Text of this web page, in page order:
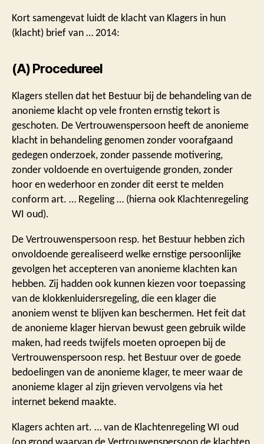
Kort samengevat luidt de klacht van Klagers in hun
(klacht) brief van … 2014:
(A) Procedureel
Klagers stellen dat het Bestuur bij de behandeling van de
anonieme klacht op vele fronten ernstig tekort is
geschoten. De Vertrouwenspersoon heeft de anonieme
klacht in behandeling genomen zonder voorafgaand
gedegen onderzoek, zonder passende motivering,
zonder voldoende en overtuigende gronden, zonder
hoor en wederhoor en zonder dit eerst te melden
conform art. … Regeling … (hierna ook Klachtenregeling
WI oud).
De Vertrouwenspersoon resp. het Bestuur hebben zich
onvoldoende gerealiseerd welke ernstige persoonlijke
gevolgen het accepteren van anonieme klachten kan
hebben. Zij hadden ook kunnen kiezen voor toepassing
van de klokkenluidersregeling, die een klager die
anoniem wenst te blijven kan beschermen. Het feit dat
de anonieme klager hiervan bewust geen gebruik wilde
maken, had reeds twijfels moeten oproepen bij de
Vertrouwenspersoon resp. het Bestuur over de goede
bedoelingen van de anonieme klager, te meer waar de
anonieme klager al zijn grieven vervolgens via het
internet bekend maakte.
Klagers achten art. … van de Klachtenregeling WI oud